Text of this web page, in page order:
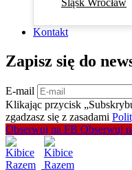
Kontakt
Zapisz się do
E-mail
Klikając przycisk
zgadzasz się z zasadami
Obserwuj na FB Obserwuj